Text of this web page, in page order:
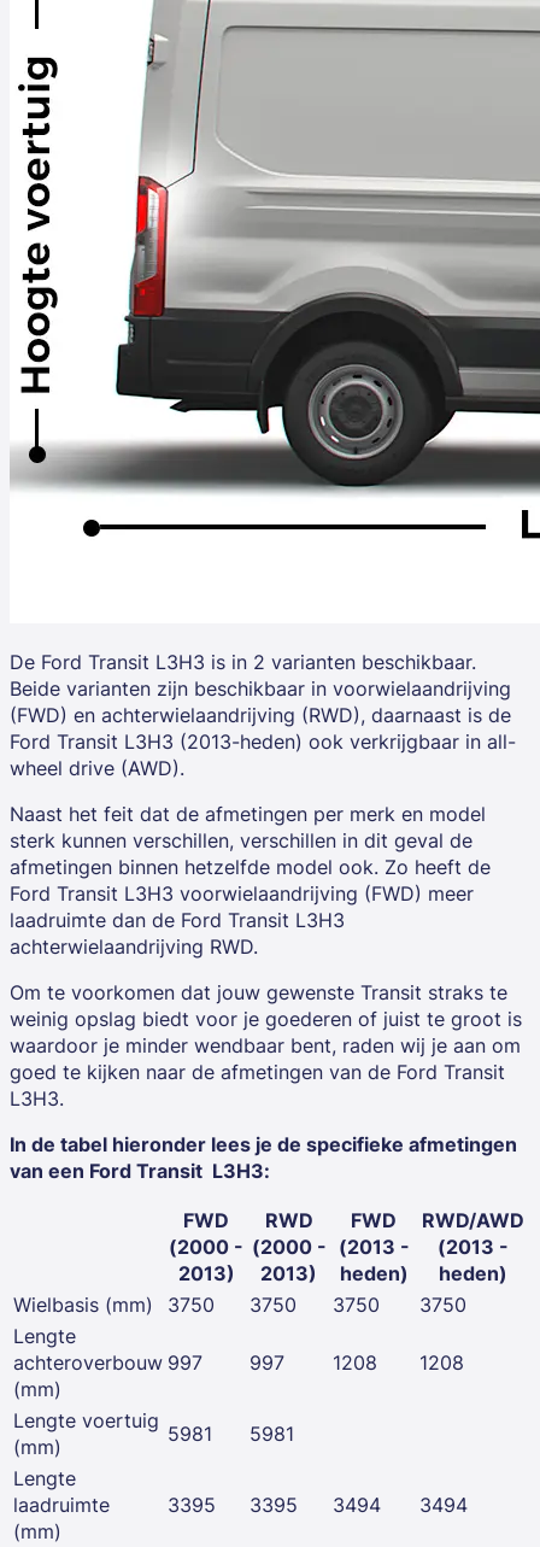
De Ford Transit L3H3 is in 2 varianten beschikbaar.
Beide varianten zijn beschikbaar in voorwielaandrijving
(FWD) en achterwielaandrijving (RWD), daarnaast is de
Ford Transit L3H3 (2013-heden) ook verkrijgbaar in all-
wheel drive (AWD).
Naast het feit dat de afmetingen per merk en model
sterk kunnen verschillen, verschillen in dit geval de
afmetingen binnen hetzelfde model ook. Zo heeft de
Ford Transit L3H3 voorwielaandrijving (FWD) meer
laadruimte dan de Ford Transit L3H3
achterwielaandrijving RWD.
Om te voorkomen dat jouw gewenste Transit straks te
weinig opslag biedt voor je goederen of juist te groot is
waardoor je minder wendbaar bent, raden wij je aan om
goed te kijken naar de afmetingen van de Ford Transit
L3H3.
In de tabel hieronder lees je de specifieke afmetingen
van een Ford Transit L3H3:
FWD
(2000 -
2013)
RWD
(2000 -
2013)
FWD
(2013 -
heden)
RWD/AWD
(2013 -
heden)
Wielbasis (mm)
3750 3750 3750
3750
Lengte
achteroverbouw
(mm)
997 997 1208 1208
Lengte voertuig
(mm)
5981
5981
Lengte
laadruimte
(mm)
3395 3395 3494 3494